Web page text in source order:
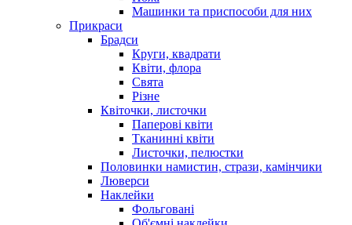
Машинки та приспособи для них
Прикраси
Брадси
Круги, квадрати
Квіти, флора
Свята
Різне
Квіточки, листочки
Паперові квіти
Тканинні квіти
Листочки, пелюстки
Половинки намистин, стрази, камінчики
Люверси
Наклейки
Фольговані